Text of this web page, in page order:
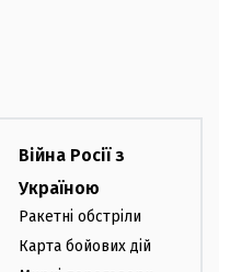
Війна Росії з
Україною
Ракетні обстріли
Карта бойових дій